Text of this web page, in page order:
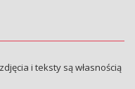
i teksty są własnością